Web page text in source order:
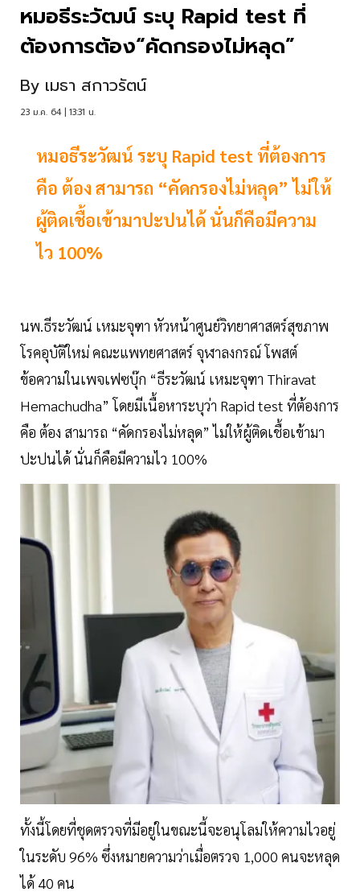
หมอธีระวัฒน์ ระบุ Rapid test ที่
ต้องการต้อง“คัดกรองไม่หลุด”
By เมธา สกาวรัตน์
23 ม.ค. 64 | 13:31 น.
หมอธีระวัฒน์ ระบุ Rapid test ที่ต้องการ
คือ ต้อง สามารถ “คัดกรองไม่หลุด” ไม่ให้
ผู้ติดเชื้อเข้ามาปะปนได้ นั่นก็คือมีความ
ไว 100%
นพ.ธีระวัฒน์ เหมะจุฑา หัวหน้าศูนย์วิทยาศาสตร์สุขภาพ
โรคอุบัติใหม่ คณะแพทยศาสตร์ จุฬาลงกรณ์ โพสต์
ข้อความในเพจเฟซบุ๊ก “ธีระวัฒน์ เหมะจุฑา Thiravat
Hemachudha” โดยมีเนื้อหาระบุว่า Rapid test ที่ต้องการ
คือ ต้อง สามารถ “คัดกรองไม่หลุด” ไม่ให้ผู้ติดเชื้อเข้ามา
ปะปนได้ นั่นก็คือมีความไว 100%
ทั้งนี้โดยที่ชุดตรวจที่มีอยู่ในขณะนี้จะอนุโลมให้ความไวอยู่
ในระดับ 96% ซึ่งหมายความว่าเมื่อตรวจ 1,000 คนจะหลุด
ได้ 40 คน